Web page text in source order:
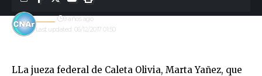
Last updated: 06/12/2017 01:50
admin 9 años ago
LLa jueza federal de Caleta Olivia, Marta Yañez, que